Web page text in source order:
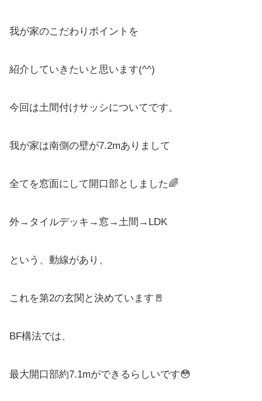
我が家のこだわりポイントを
紹介していきたいと思います(^^)
今回は土間付けサッシについてです。
我が家は南側の壁が7.2mありまして
全てを窓面にして開口部としました🌈
外→タイルデッキ→窓→土間→LDK
という、動線があり、
これを第2の玄関と決めています🚪
BF構法では、
最大開口部約7.1mができるらしいです😳